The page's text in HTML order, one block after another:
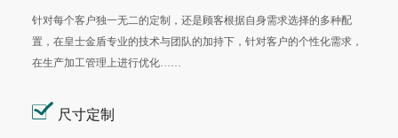
针对每个客户独一无二的定制，还是顾客根据自身需求选择的多种配
置，在皇士金盾专业的技术与团队的加持下，针对客户的个性化需求，
在生产加工管理上进行优化……
尺寸定制